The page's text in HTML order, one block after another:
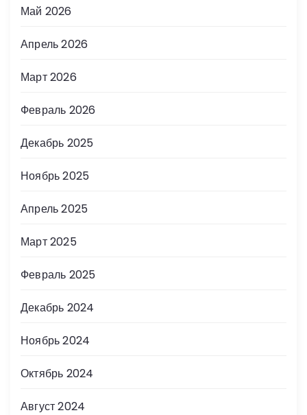
Май 2026
Апрель 2026
Март 2026
Февраль 2026
Декабрь 2025
Ноябрь 2025
Апрель 2025
Март 2025
Февраль 2025
Декабрь 2024
Ноябрь 2024
Октябрь 2024
Август 2024